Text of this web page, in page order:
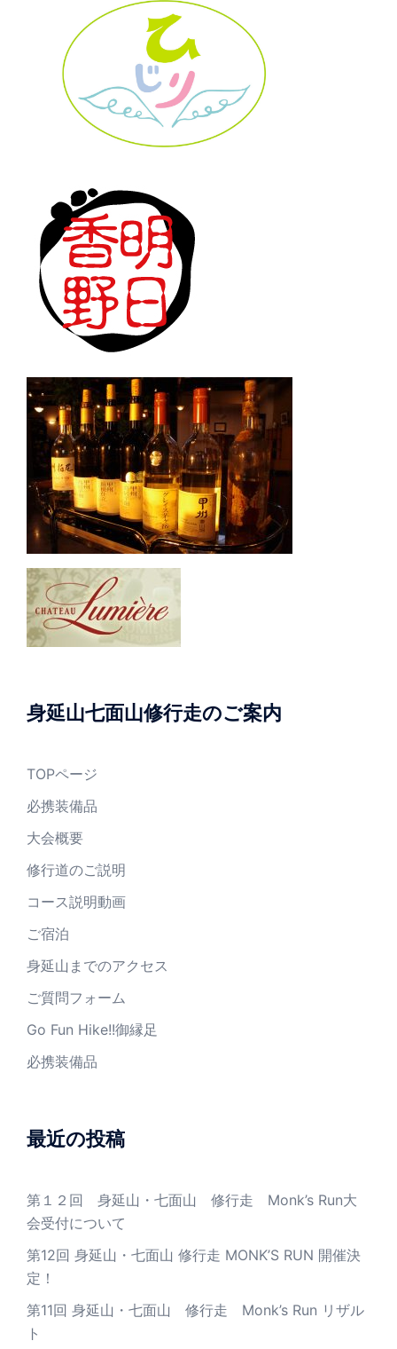
身延山七面山修行走のご案内
TOPページ
必携装備品
大会概要
修行道のご説明
コース説明動画
ご宿泊
身延山までのアクセス
ご質問フォーム
Go Fun Hike!!御縁足
必携装備品
最近の投稿
第１２回 身延山・七面山 修行走 Monk’s Run大
会受付について
第12回 身延山・七面山 修行走 MONK’S RUN 開催決
定！
第11回 身延山・七面山 修行走 Monk’s Run リザル
ト